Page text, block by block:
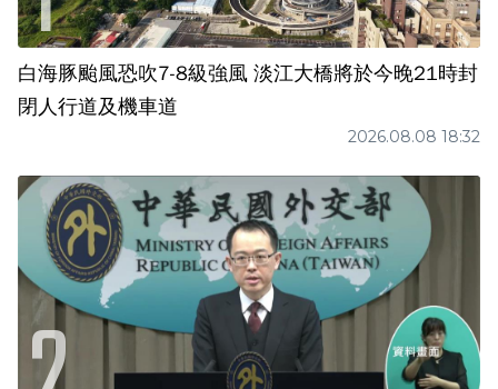
白海豚颱風恐吹7-8級強風 淡江大橋將於今晚21時封
閉人行道及機車道
2026.08.08 18:32